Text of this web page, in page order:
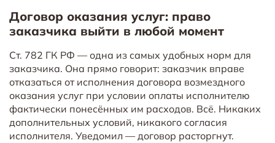
Договор оказания услуг: право
заказчика выйти в любой момент
Ст. 782 ГК РФ — одна из самых удобных норм для
заказчика. Она прямо говорит: заказчик вправе
отказаться от исполнения договора возмездного
оказания услуг при условии оплаты исполнителю
фактически понесённых им расходов. Всё. Никаких
дополнительных условий, никакого согласия
исполнителя. Уведомил — договор расторгнут.